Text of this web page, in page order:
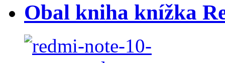
Obal kniha knížka